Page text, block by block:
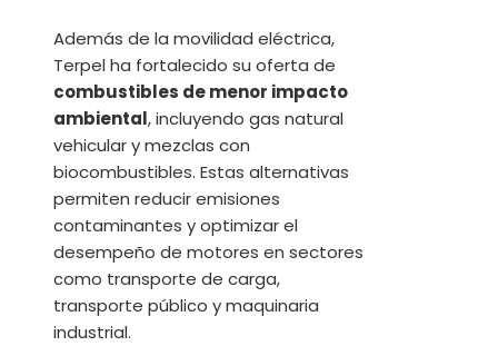
Además de la movilidad eléctrica,
Terpel ha fortalecido su oferta de
combustibles de menor impacto
ambiental, incluyendo gas natural
vehicular y mezclas con
biocombustibles. Estas alternativas
permiten reducir emisiones
contaminantes y optimizar el
desempeño de motores en sectores
como transporte de carga,
transporte público y maquinaria
industrial.